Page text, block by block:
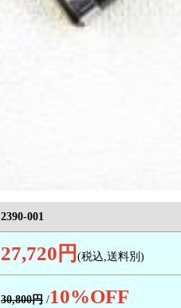
2390-001
27,720円 (税込,送料別)
30,800円 /10%OFF